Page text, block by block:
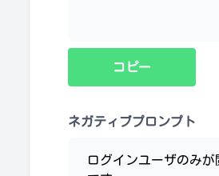
コピー
ネガティブプロンプト